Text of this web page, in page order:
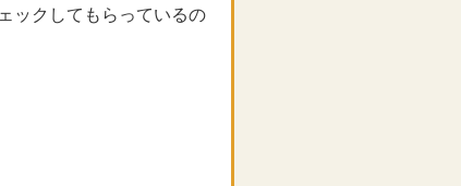
ックしてもらっているの